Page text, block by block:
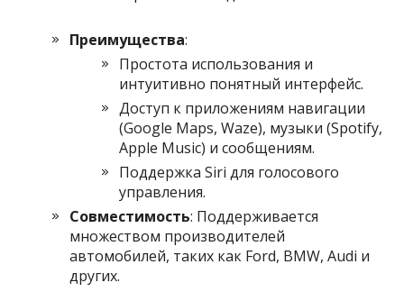
Преимущества:
Простота использования и
интуитивно понятный интерфейс.
Доступ к приложениям навигации
(Google Maps, Waze), музыки (Spotify,
Apple Music) и сообщениям.
Поддержка Siri для голосового
управления.
Совместимость: Поддерживается
множеством производителей
автомобилей, таких как Ford, BMW, Audi и
других.